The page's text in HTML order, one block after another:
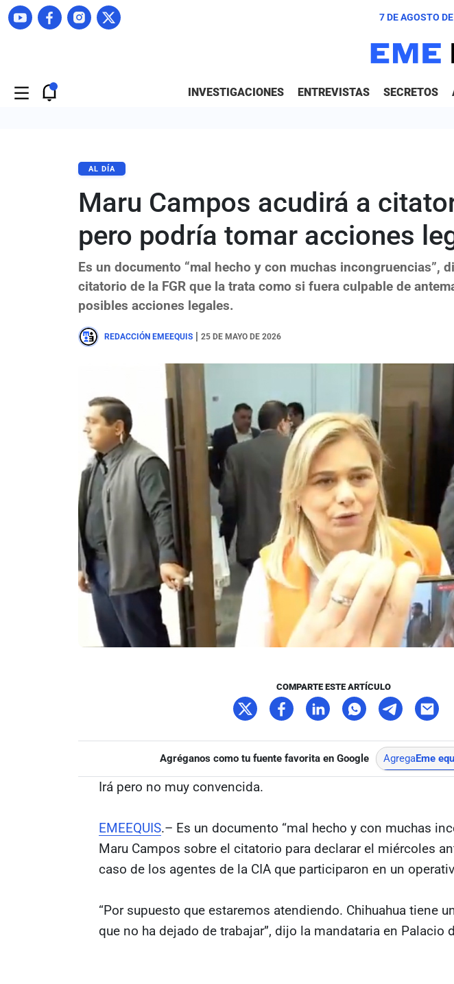
7 DE AGOSTO
INVESTIGACIONES ENTREVISTAS SECRETOS
AL DÍA
Maru Campos acudirá a
pero podría tomar acciones
Es un documento “mal hecho y con muchas incongruencias”,
citatorio de la FGR que la trata como si fuera culpable de
posibles acciones legales.
REDACCIÓN EMEEQUIS 25 DE MAYO DE 2026
COMPARTE ESTE ARTÍCULO
Agréganos como tu fuente favorita en Google AgregaEme
Irá pero no muy convencida.
EMEEQUIS.– Es un documento “mal hecho y con muchas
Maru Campos sobre el citatorio para declarar el miércoles
caso de los agentes de la CIA que participaron en un
“Por supuesto que estaremos atendiendo. Chihuahua tiene
que no ha dejado de trabajar”, dijo la mandataria en Palacio